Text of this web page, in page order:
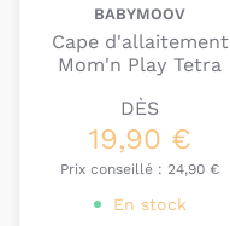
BABYMOOV
Cape d'allaitement
Mom'n Play Tetra
DÈS
19,90 €
Prix conseillé : 24,90 €
En stock